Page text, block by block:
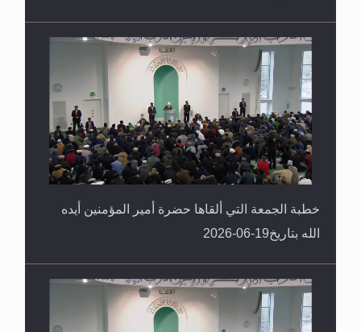
خطبة الجمعة التي ألقاها حضرة أمير المؤمنين أيده
الله بتاريخ19-06-2026